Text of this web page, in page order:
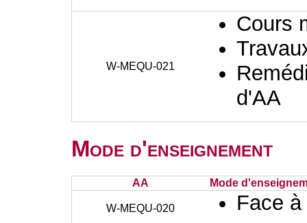
W-MEQU-021
Cours
d'AA
Mode d'enseignement
AA Mode
W-MEQU-020 Face